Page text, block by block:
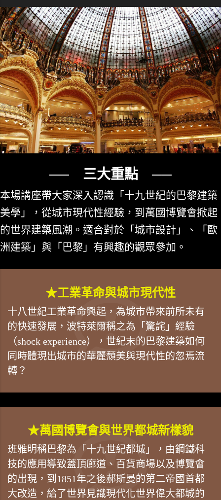
── 三大重點 ──
本場講座帶大家深入認識「十九世紀的巴黎建築
美學」，從城市現代性經驗，到萬國博覽會掀起
的世界建築風潮。適合對於「城市設計」、「歐
洲建築」與「巴黎」有興趣的觀眾參加。
★工業革命與城市現代性
十八世紀工業革命興起，為城市帶來前所未有
的快速發展，波特萊爾稱之為「驚詫」經驗
（shock experience），世紀末的巴黎建築如何
同時體現出城市的華麗頹美與現代性的忽焉流
轉？
★萬國博覽會與世界都城新樣貌
班雅明稱巴黎為「十九世紀都城」，由鋼鐵科
技的應用導致蓋頂廊道、百貨商場以及博覽會
的出現，到1851年之後郝斯曼的第二帝國首都
大改造，給了世界見識現代化世界偉大都城的